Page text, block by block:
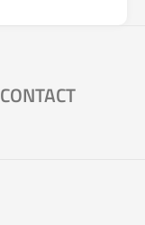
CONTACT